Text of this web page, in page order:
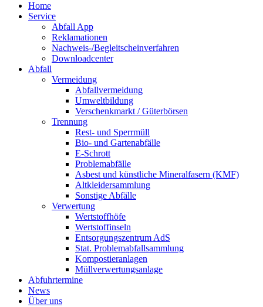
Home
Service
Abfall App
Reklamationen
Nachweis-/Begleitscheinverfahren
Downloadcenter
Abfall
Vermeidung
Abfallvermeidung
Umweltbildung
Verschenkmarkt / Güterbörsen
Trennung
Rest- und Sperrmüll
Bio- und Gartenabfälle
E-Schrott
Problemabfälle
Asbest und künstliche Mineralfasern (KMF)
Altkleidersammlung
Sonstige Abfälle
Verwertung
Wertstoffhöfe
Wertstoffinseln
Entsorgungszentrum AdS
Stat. Problemabfallsammlung
Kompostieranlagen
Müllverwertungsanlage
Abfuhrtermine
News
Über uns